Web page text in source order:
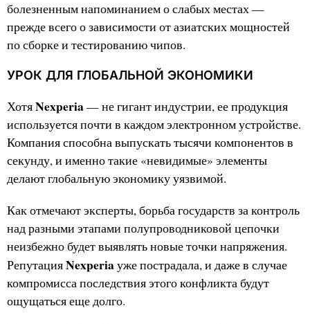
болезненным напоминанием о слабых местах —
прежде всего о зависимости от азиатских мощностей
по сборке и тестированию чипов.
УРОК ДЛЯ ГЛОБАЛЬНОЙ ЭКОНОМИКИ
ХотяNexperia— не гигант индустрии, ее продукция
используется почти в каждом электронном устройстве.
Компания способна выпускать тысячи компонентов в
секунду, и именно такие «невидимые» элементы
делают глобальную экономику уязвимой.
Как отмечают эксперты, борьба государств за контроль
над разными этапами полупроводниковой цепочки
неизбежно будет выявлять новые точки напряжения.
РепутацияNexperiaуже пострадала, и даже в случае
компромисса последствия этого конфликта будут
ощущаться еще долго.